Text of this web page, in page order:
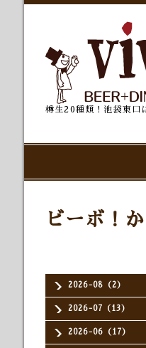
樽生20種類！池袋東口
2026-08（2）
2026-07（13）
2026-06（17）
ビーボ！